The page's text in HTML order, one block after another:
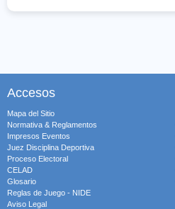
Accesos
Mapa del Sitio
Normativa & Reglamentos
Impresos Eventos
Juez Disciplina Deportiva
Proceso Electoral
CELAD
Glosario
Reglas de Juego - NIDE
Aviso Legal